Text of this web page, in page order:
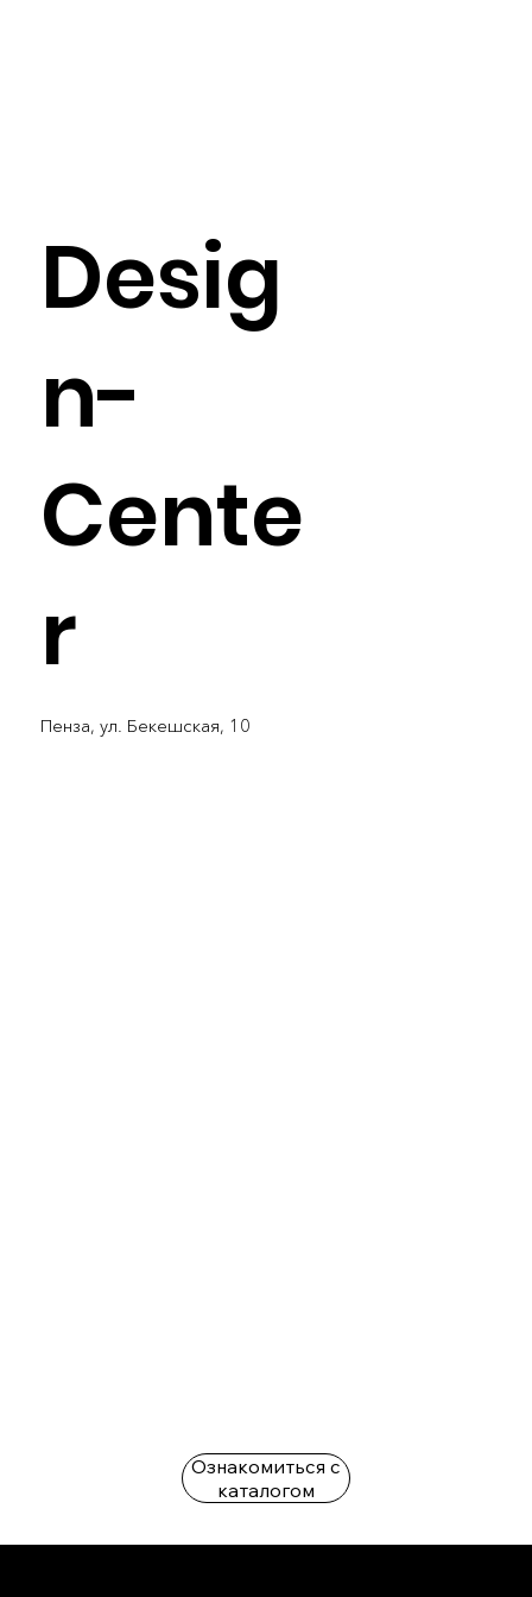
Desig
n-
Cente
r
Пенза, ул. Бекешская, 10
Ознакомиться с
каталогом